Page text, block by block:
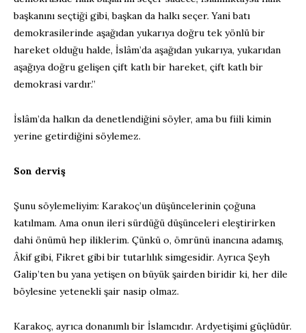
başkanını seçtiği gibi, başkan da halkı seçer. Yani batı
demokrasilerinde aşağıdan yukarıya doğru tek yönlü bir
hareket olduğu halde, İslâm’da aşağıdan yukarıya, yukarıdan
aşağıya doğru gelişen çift katlı bir hareket, çift katlı bir
demokrasi vardır.”
İslâm’da halkın da denetlendiğini söyler, ama bu fiili kimin
yerine getirdiğini söylemez.
Son derviş
Şunu söylemeliyim: Karakoç’un düşüncelerinin çoğuna
katılmam. Ama onun ileri sürdüğü düşünceleri eleştirirken
dahi önümü hep iliklerim. Çünkü o, ömrünü inancına adamış,
Âkif gibi, Fikret gibi bir tutarlılık simgesidir. Ayrıca Şeyh
Galip’ten bu yana yetişen on büyük şairden biridir ki, her dile
böylesine yetenekli şair nasip olmaz.
Karakoç, ayrıca donanımlı bir İslamcıdır. Ardyetişimi güçlüdür.